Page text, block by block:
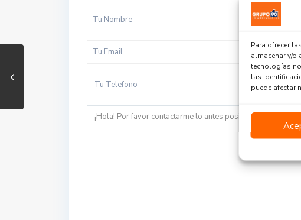
Para ofrecer
almacenar y/o
tecnologías
las
puede afectar